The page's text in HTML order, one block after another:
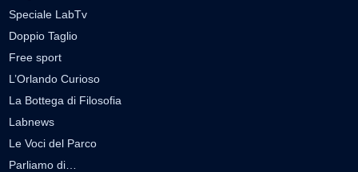
Speciale LabTv
Doppio Taglio
Free sport
L’Orlando Curioso
La Bottega di Filosofia
Labnews
Le Voci del Parco
Parliamo di…